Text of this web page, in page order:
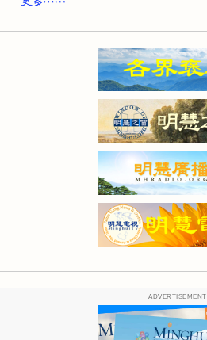
ADVERTISEMENT